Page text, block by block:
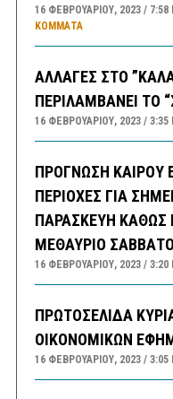
16 ΦΕΒΡΟΥΑΡΊΟΥ, 2023 7:58
ΚΌΜΜΑΤΑ
ΑΛΛΑΓΕΣ ΣΤΟ
ΠΕΡΙΛΑΜΒΑΝΕΙ ΤΟ
16 ΦΕΒΡΟΥΑΡΊΟΥ, 2023 3:35
ΠΡΟΓΝΩΣΗ ΚΑΙΡΟΥ
ΠΕΡΙΟΧΕΣ ΓΙΑ
ΠΑΡΑΣΚΕΥΗ ΚΑΘΩΣ
ΜΕΘΑΥΡΙΟ
16 ΦΕΒΡΟΥΑΡΊΟΥ, 2023 3:20
ΠΡΩΤΟΣΕΛΙΔΑ
ΟΙΚΟΝΟΜΙΚΩΝ
16 ΦΕΒΡΟΥΑΡΊΟΥ, 2023 3:05